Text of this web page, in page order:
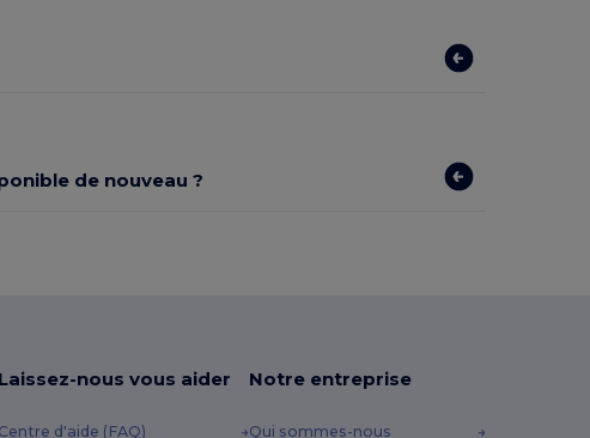
de nouveau ?
Laissez-nous vous aider
Centre d'aide (FAQ)
Notre entreprise
Qui sommes-nous